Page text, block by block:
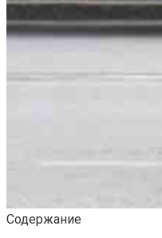
Содержание